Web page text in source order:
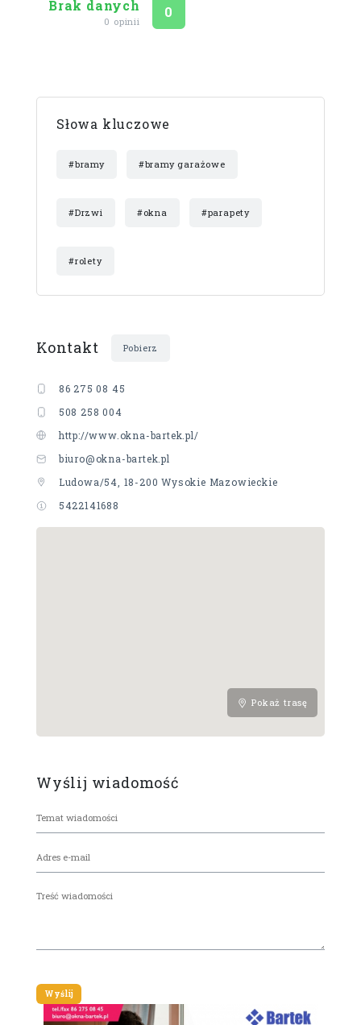
Brak danych
0 opinii
Ocena
0
Słowa kluczowe
#bramy #bramy garażowe
#Drzwi #okna #parapety
#rolety
Kontakt Pobierz
86 275 08 45
508 258 004
http://www.okna-bartek.pl/
biuro@okna-bartek.pl
Ludowa/54, 18-200 Wysokie Mazowieckie
5422141688
Pokaż trasę
Wyślij wiadomość